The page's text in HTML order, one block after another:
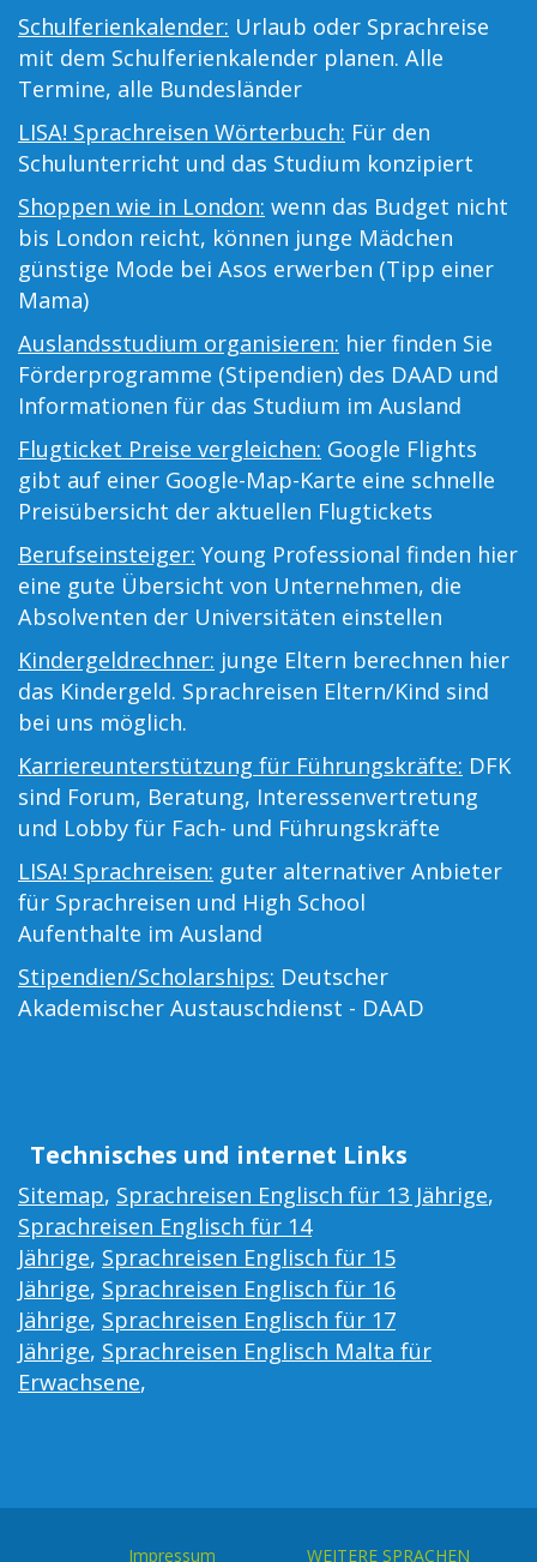
Schulferienkalender: Urlaub oder Sprachreise
mit dem Schulferienkalender planen. Alle
Termine, alle Bundesländer
LISA! Sprachreisen Wörterbuch: Für den
Schulunterricht und das Studium konzipiert
Shoppen wie in London: wenn das Budget nicht
bis London reicht, können junge Mädchen
günstige Mode bei Asos erwerben (Tipp einer
Mama)
Auslandsstudium organisieren: hier finden Sie
Förderprogramme (Stipendien) des DAAD und
Informationen für das Studium im Ausland
Flugticket Preise vergleichen: Google Flights
gibt auf einer Google-Map-Karte eine schnelle
Preisübersicht der aktuellen Flugtickets
Berufseinsteiger: Young Professional finden hier
eine gute Übersicht von Unternehmen, die
Absolventen der Universitäten einstellen
Kindergeldrechner: junge Eltern berechnen hier
das Kindergeld. Sprachreisen Eltern/Kind sind
bei uns möglich.
Karriereunterstützung für Führungskräfte: DFK
sind Forum, Beratung, Interessenvertretung
und Lobby für Fach- und Führungskräfte
LISA! Sprachreisen: guter alternativer Anbieter
für Sprachreisen und High School
Aufenthalte im Ausland
Stipendien/Scholarships: Deutscher
Akademischer Austauschdienst - DAAD
Technisches und internet Links
Sitemap, Sprachreisen Englisch für 13 Jährige,
Sprachreisen Englisch für 14
Jährige, Sprachreisen Englisch für 15
Jährige, Sprachreisen Englisch für 16
Jährige, Sprachreisen Englisch für 17
Jährige, Sprachreisen Englisch Malta für
Erwachsene,
Impressum WEITERE SPRACHEN